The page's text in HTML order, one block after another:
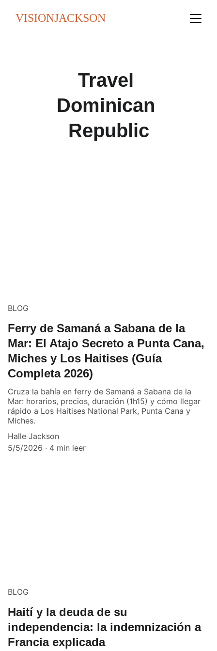
VISIONJACKSON
Travel
Dominican
Republic
BLOG
Ferry de Samaná a Sabana de la
Mar: El Atajo Secreto a Punta Cana,
Miches y Los Haitises (Guía
Completa 2026)
Cruza la bahía en ferry de Samaná a Sabana de la
Mar: horarios, precios, duración (1h15) y cómo llegar
rápido a Los Haitises National Park, Punta Cana y
Miches.
Halle Jackson
5/5/2026
4 min leer
BLOG
Haití y la deuda de su
independencia: la indemnización a
Francia explicada